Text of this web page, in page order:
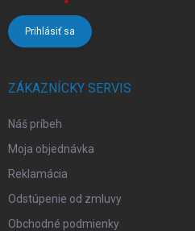
Prihlásiť sa
ZÁKAZNÍCKY SERVIS
Náš príbeh
Moja objednávka
Reklamácia
Odstúpenie od zmluvy
Obchodné podmienky